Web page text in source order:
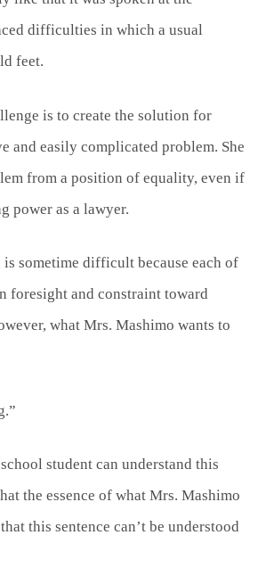
difficulties in which a usual
feet.
is to create the solution for
and easily complicated problem. She
from a position of equality, even if
power as a lawyer.
is sometime difficult because each of
foresight and constraint toward
what Mrs. Mashimo wants to
student can understand this
the essence of what Mrs. Mashimo
this sentence can’t be understood